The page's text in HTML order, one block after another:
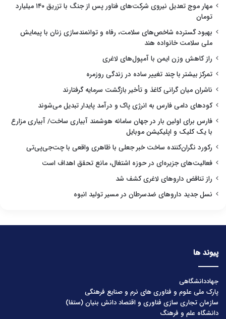
مهار موج تعدیل نیروی شرکت‌های فناور پس از جنگ با تزریق ۱۴۰ میلیارد
تومان
بهبود گسترده شاخص‌های سلامت، رفاه و توانمندسازی زنان با پیمایش
ملی سلامت خانواده هند
راز کاهش وزن ایمن با آمپول‌های لاغری
تمرکز بیشتر با چند تغییر ساده در زندگی روزمره
ناشران میان گرانی کاغذ و تأخیر بازگشت سرمایه گرفتارند
کودهای دامی فارس به انرژی پاک و درآمد پایدار تبدیل می‌شوند
فارس برای اولین بار در جهان سامانه هوشمند آبیاری ساخت/ آبیاری مزارع
با یک کلیک و اپلیکیشن موبایل
رکورد نگران‌کننده ساخت خبر جعلی با ظاهری واقعی با چت‌جی‌پی‌تی
فعالیت‌های جزیره‌ای در حوزه اشتغال، مانع تحقق اهداف است
راز تناقض داروهای لاغری کشف شد
نسل جدید داروهای ضدسرطان در مسیر تولید انبوه
پیوند ها
جهاددانشگاهی
پارک ملی علوم و فناوری های نرم و صنایع فرهنگی
سازمان تجاری سازی فناوری و اقتصاد دانش بنیان (ستفا)
دانشگاه علم و فرهنگ